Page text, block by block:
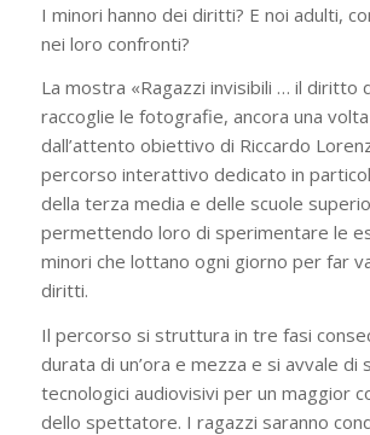
I minori hanno dei diritti? E noi adulti,
nei loro confronti?
La mostra «Ragazzi invisibili … il diritto
raccoglie le fotografie, ancora una
dall’attento obiettivo di Riccardo
percorso interattivo dedicato in
della terza media e delle scuole
permettendo loro di sperimentare le
minori che lottano ogni giorno per far
diritti.
Il percorso si struttura in tre fasi
durata di un’ora e mezza e si avvale di
tecnologici audiovisivi per un maggior
dello spettatore. I ragazzi saranno